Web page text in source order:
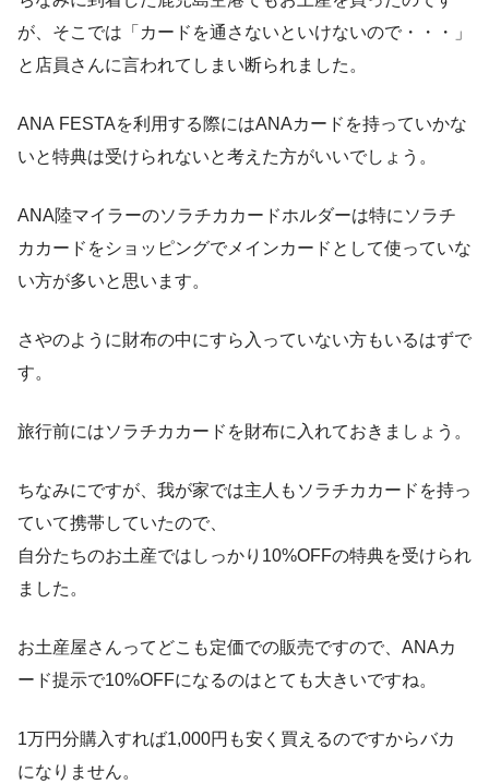
が、そこでは「カードを通さないといけないので・・・」
と店員さんに言われてしまい断られました。
ANA FESTAを利用する際にはANAカードを持っていかな
いと特典は受けられないと考えた方がいいでしょう。
ANA陸マイラーのソラチカカードホルダーは特にソラチ
カカードをショッピングでメインカードとして使っていな
い方が多いと思います。
さやのように財布の中にすら入っていない方もいるはずで
す。
旅行前にはソラチカカードを財布に入れておきましょう。
ちなみにですが、我が家では主人もソラチカカードを持っ
ていて携帯していたので、
自分たちのお土産ではしっかり10%OFFの特典を受けられ
ました。
お土産屋さんってどこも定価での販売ですので、ANAカ
ード提示で10%OFFになるのはとても大きいですね。
1万円分購入すれば1,000円も安く買えるのですからバカ
になりません。